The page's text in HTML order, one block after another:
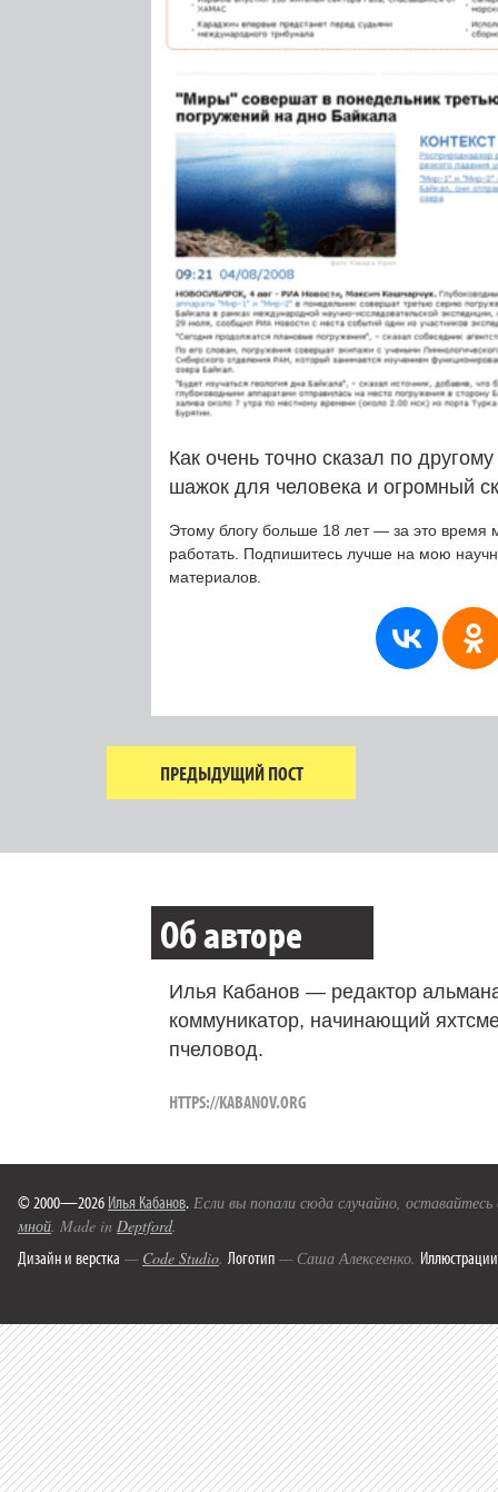
Как очень точно сказал по
шажок для человека и огромный
Этому блогу больше 18 лет — за это время
работать. Подпишитесь лучше на мою
материалов.
ПРЕДЫДУЩИЙ ПОСТ
Об авторе
Илья Кабанов — редактор
коммуникатор, начинающий
пчеловод.
HTTPS://KABANOV.ORG
© 2000—2026 Илья Кабанов. Если вы попали сюда случайно,
мной. Made in Deptford.
Дизайн и верстка — Code Studio. Логотип — Саша Алексеенко. Иллюстрации